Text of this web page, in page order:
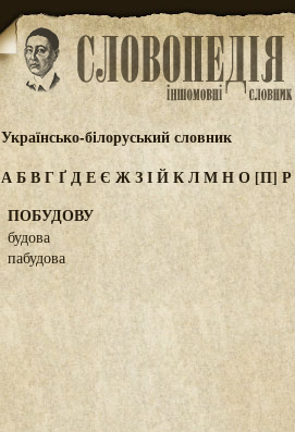
Українсько-білоруський словник
АБВГҐДЕЄ ЖЗІЙКЛМНО[П] Р
ПОБУДОВУ
будова
пабудова